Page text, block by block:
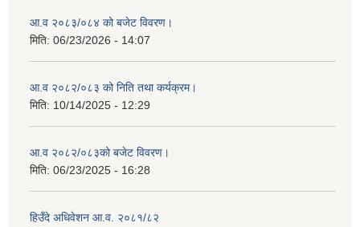
आ.व २०८३/०८४ को बजेट विवरण।
मिति: 06/23/2026 - 14:07
आ.व २०८२/०८३ को निति तथा कर्यक्रम।
मिति: 10/14/2025 - 12:29
आ.व २०८२/०८३को बजेट विवरण।
मिति: 06/23/2025 - 16:28
हिउँदे अधिवेशन आ.व. २०८१/८२